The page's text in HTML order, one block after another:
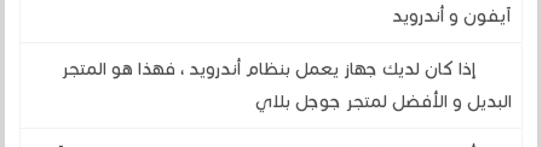
آيفون و أندرويد
إذا كان لديك جهاز يعمل بنظام أندرويد ، فهذا هو المتجر
البديل و الأفضل لمتجر جوجل بلاي